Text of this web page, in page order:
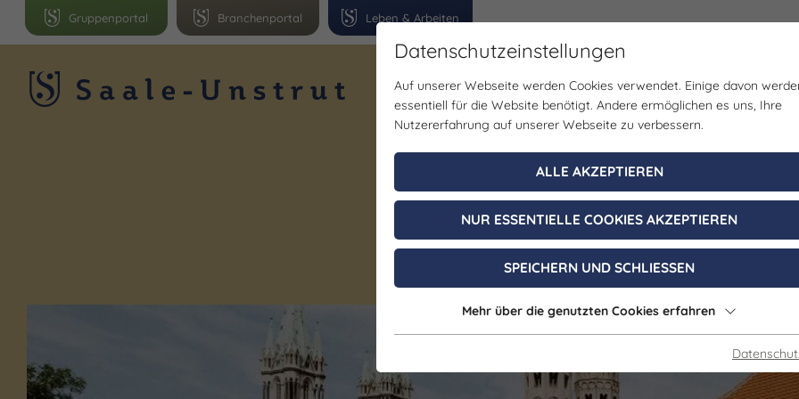
Leben & Arbeiten
Branchenportal
Gruppenportal
Region Erlebnisse Veranstaltungen Planen
Gastgeber
Domfreyheit
Naumburg (Saale)
Datenschutzeinstellungen
Auf unserer Webseite werden Cookies verwendet. Einige davon
essentiell für die Website benötigt. Andere ermöglichen es uns, Ihre
Nutzererfahrung auf unserer Webseite zu verbessern.
ALLE AKZEPTIEREN
NUR ESSENTIELLE COOKIES AKZEPTIEREN
SPEICHERN UND SCHLIESSEN
Mehr über die genutzten Cookies erfahren